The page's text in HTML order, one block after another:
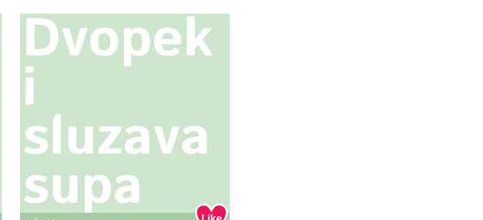
Dvopek
i
sluzava
supa